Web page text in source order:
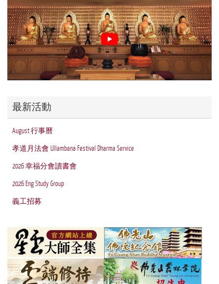
最新活動
August 行事曆
孝道月法會 Ullambana Festival Dharma Service
2026 幸福分會讀書會
2026 Eng Study Group
義工招募